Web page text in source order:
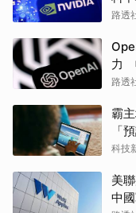
路透
力
路透
霸
「
科技
美
中